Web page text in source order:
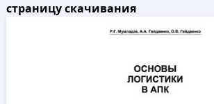
страницу скачивания